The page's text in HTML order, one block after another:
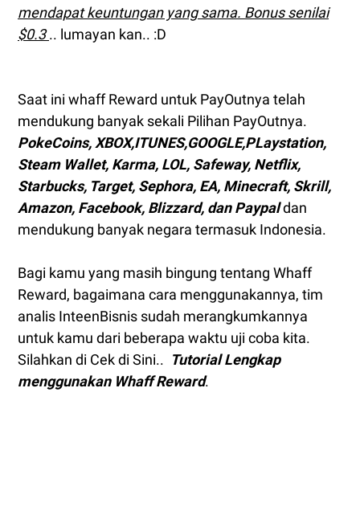
mendapat keuntungan yang sama. Bonus senilai
$0.3.. lumayan kan.. :D
Saat ini whaff Reward untuk PayOutnya telah
mendukung banyak sekali Pilihan PayOutnya.
PokeCoins, XBOX,ITUNES,GOOGLE,PLaystation,
Steam Wallet, Karma, LOL, Safeway, Netflix,
Starbucks, Target, Sephora, EA, Minecraft, Skrill,
Amazon, Facebook, Blizzard, dan Paypaldan
mendukung banyak negara termasuk Indonesia.
Bagi kamu yang masih bingung tentang Whaff
Reward, bagaimana cara menggunakannya, tim
analis InteenBisnis sudah merangkumkannya
untuk kamu dari beberapa waktu uji coba kita.
Silahkan di Cek di Sini.. Tutorial Lengkap
menggunakan Whaff Reward.